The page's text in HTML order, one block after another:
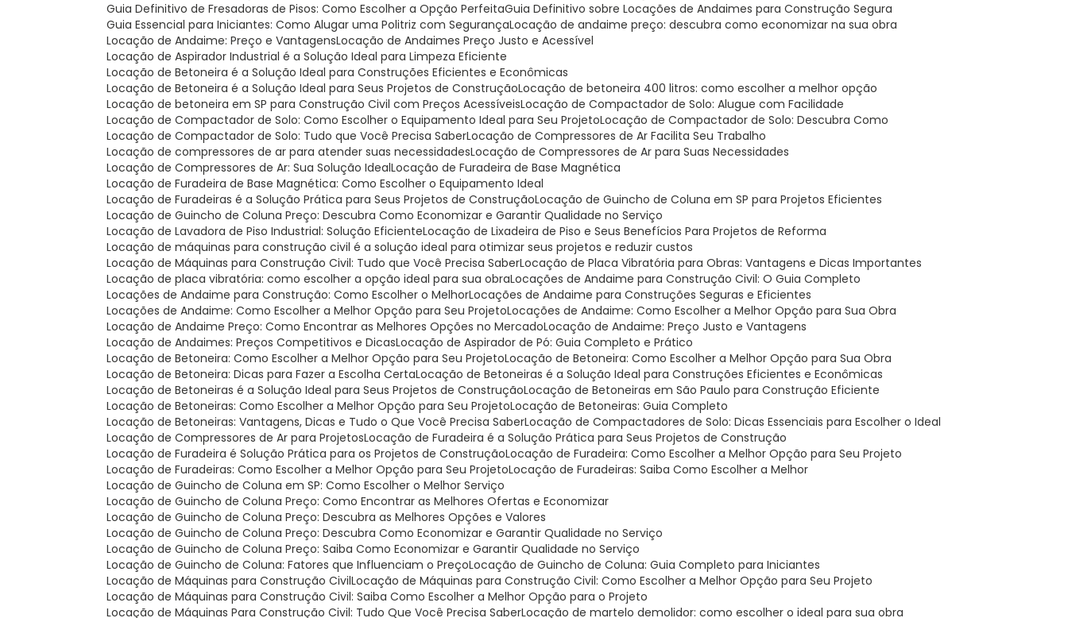
Guia Definitivo de Fresadoras de Pisos: Como Escolher a Opção Perfeita Guia Definitivo sobre Locações de Andaimes para Construção Segura
Guia Essencial para Iniciantes: Como Alugar uma Politriz com Segurança Locação de andaime preço: descubra como economizar na sua obra
Locação de Andaime: Preço e Vantagens Locação de Andaimes Preço Justo e Acessível
Locação de Aspirador Industrial é a Solução Ideal para Limpeza Eficiente
Locação de Betoneira é a Solução Ideal para Construções Eficientes e Econômicas
Locação de Betoneira é a Solução Ideal para Seus Projetos de Construção Locação de betoneira 400 litros: como escolher a melhor opção
Locação de betoneira em SP para Construção Civil com Preços Acessíveis Locação de Compactador de Solo: Alugue com Facilidade
Locação de Compactador de Solo: Como Escolher o Equipamento Ideal para Seu Projeto Locação de Compactador de Solo: Descubra Como
Locação de Compactador de Solo: Tudo que Você Precisa Saber Locação de Compressores de Ar Facilita Seu Trabalho
Locação de compressores de ar para atender suas necessidades Locação de Compressores de Ar para Suas Necessidades
Locação de Compressores de Ar: Sua Solução Ideal Locação de Furadeira de Base Magnética
Locação de Furadeira de Base Magnética: Como Escolher o Equipamento Ideal
Locação de Furadeiras é a Solução Prática para Seus Projetos de Construção Locação de Guincho de Coluna em SP para Projetos Eficientes
Locação de Guincho de Coluna Preço: Descubra Como Economizar e Garantir Qualidade no Serviço
Locação de Lavadora de Piso Industrial: Solução Eficiente Locação de Lixadeira de Piso e Seus Benefícios Para Projetos de Reforma
Locação de máquinas para construção civil é a solução ideal para otimizar seus projetos e reduzir custos
Locação de Máquinas para Construção Civil: Tudo que Você Precisa Saber Locação de Placa Vibratória para Obras: Vantagens e Dicas Importantes
Locação de placa vibratória: como escolher a opção ideal para sua obra Locações de Andaime para Construção Civil: O Guia Completo
Locações de Andaime para Construção: Como Escolher o Melhor Locações de Andaime para Construções Seguras e Eficientes
Locações de Andaime: Como Escolher a Melhor Opção para Seu Projeto Locações de Andaime: Como Escolher a Melhor Opção para Sua Obra
Locação de Andaime Preço: Como Encontrar as Melhores Opções no Mercado Locação de Andaime: Preço Justo e Vantagens
Locação de Andaimes: Preços Competitivos e Dicas Locação de Aspirador de Pó: Guia Completo e Prático
Locação de Betoneira: Como Escolher a Melhor Opção para Seu Projeto Locação de Betoneira: Como Escolher a Melhor Opção para Sua Obra
Locação de Betoneira: Dicas para Fazer a Escolha Certa Locação de Betoneiras é a Solução Ideal para Construções Eficientes e Econômicas
Locação de Betoneiras é a Solução Ideal para Seus Projetos de Construção Locação de Betoneiras em São Paulo para Construção Eficiente
Locação de Betoneiras: Como Escolher a Melhor Opção para Seu Projeto Locação de Betoneiras: Guia Completo
Locação de Betoneiras: Vantagens, Dicas e Tudo o Que Você Precisa Saber Locação de Compactadores de Solo: Dicas Essenciais para Escolher o Ideal
Locação de Compressores de Ar para Projetos Locação de Furadeira é a Solução Prática para Seus Projetos de Construção
Locação de Furadeira é Solução Prática para os Projetos de Construção Locação de Furadeira: Como Escolher a Melhor Opção para Seu Projeto
Locação de Furadeiras: Como Escolher a Melhor Opção para Seu Projeto Locação de Furadeiras: Saiba Como Escolher a Melhor
Locação de Guincho de Coluna em SP: Como Escolher o Melhor Serviço
Locação de Guincho de Coluna Preço: Como Encontrar as Melhores Ofertas e Economizar
Locação de Guincho de Coluna Preço: Descubra as Melhores Opções e Valores
Locação de Guincho de Coluna Preço: Descubra Como Economizar e Garantir Qualidade no Serviço
Locação de Guincho de Coluna Preço: Saiba Como Economizar e Garantir Qualidade no Serviço
Locação de Guincho de Coluna: Fatores que Influenciam o Preço Locação de Guincho de Coluna: Guia Completo para Iniciantes
Locação de Máquinas para Construção Civil Locação de Máquinas para Construção Civil: Como Escolher a Melhor Opção para Seu Projeto
Locação de Máquinas para Construção Civil: Saiba Como Escolher a Melhor Opção para o Projeto
Locação de Máquinas Para Construção Civil: Tudo Que Você Precisa Saber Locação de martelo demolidor: como escolher o ideal para sua obra